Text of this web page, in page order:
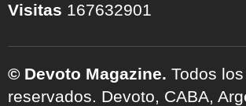
Visitas 167632901
© Devoto Magazine. Todos
reservados. Devoto, CABA,